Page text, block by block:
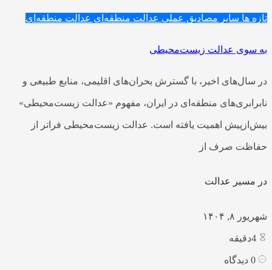
تازه ها سایر مصادیق عملی عدالت منطقه‌ای عدالت منطقه‌ای
به سوی عدالت زیست‌محیطی
در سال‌های اخیر، با گسترش بحران‌های اقلیمی، منابع طبیعی و
نابرابری‌های منطقه‌ای در ایران، مفهوم «عدالت زیست‌محیطی»
بیش‌ازپیش اهمیت یافته است. عدالت زیست‌محیطی فراتر از
حفاظت صرف از
در مسیر عدالت
شهریور ۸, ۱۴۰۴
دقیقه
دیدگاه